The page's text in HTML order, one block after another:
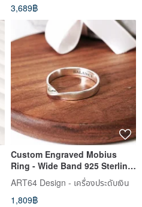
3,689฿
Custom Engraved Mobius
Ring - Wide Band 925 Sterling
Silver Ring - Personalized Gift
ART64 Design - เครื่องประดับเงิน
1,809฿